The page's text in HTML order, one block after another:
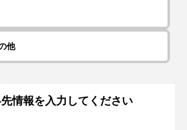
他
情報を入力してください